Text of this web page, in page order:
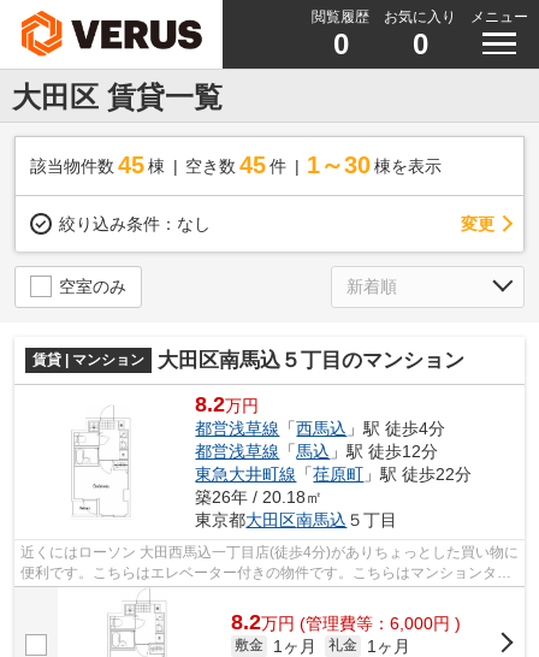
閲覧履歴
0
お気に入り
0
メニュー
大田区 賃貸一覧
該当物件数 45棟 空き数 45 件 1～30 棟を表示
絞り込み条件： なし 変更
空室のみ
賃貸 | マンション 大田区南馬込５丁目のマンション
8.2万円
都営浅草線 「西馬込 」駅 徒歩4分
都営浅草線 「馬込 」駅 徒歩12分
東急大井町線 「荏原町 」駅 徒歩22分
築26年 / 20.18㎡
東京都大田区南馬込 ５丁目
近くにはローソン 大田西馬込一丁目店(徒歩4分)がありちょっとした買い物に
便利です。こちらはエレベーター付きの物件です。こちらはマンションタイ
プになります。この物件は駅から徒...
8.2万円 (管理費等：6,000円 )
敷金 1ヶ月 礼金
1ヶ月